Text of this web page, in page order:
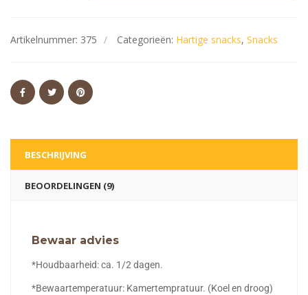
Artikelnummer: 375 Categorieën: Hartige snacks, Snacks
BESCHRIJVING
BEOORDELINGEN (9)
Bewaar advies
*Houdbaarheid: ca. 1/2 dagen.
*Bewaartemperatuur: Kamertempratuur. (Koel en droog)